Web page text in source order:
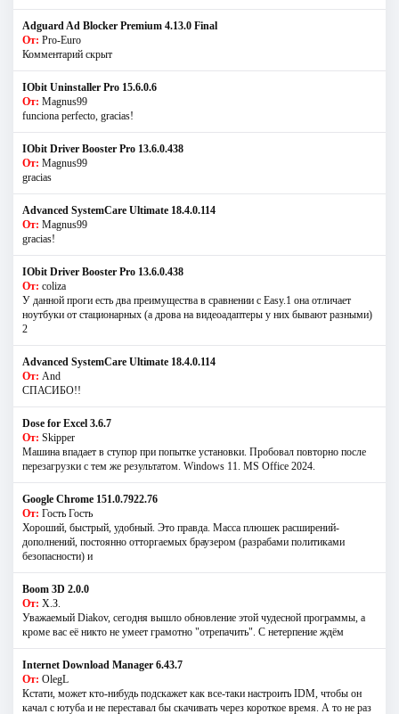
Adguard Ad Blocker Premium 4.13.0 Final
От: Pro-Euro
Комментарий скрыт
IObit Uninstaller Pro 15.6.0.6
От: Magnus99
funciona perfecto, gracias!
IObit Driver Booster Pro 13.6.0.438
От: Magnus99
gracias
Advanced SystemCare Ultimate 18.4.0.114
От: Magnus99
gracias!
IObit Driver Booster Pro 13.6.0.438
От: coliza
У данной проги есть два преимущества в сравнении с Easy.1 она отличает
ноутбуки от стационарных (а дрова на видеоадаптеры у них бывают разными)
2
Advanced SystemCare Ultimate 18.4.0.114
От: And
СПАСИБО!!
Dose for Excel 3.6.7
От: Skipper
Машина впадает в ступор при попытке установки. Пробовал повторно после
перезагрузки с тем же результатом. Windows 11. MS Offiсe 2024.
Google Chrome 151.0.7922.76
От: Гость Гость
Хороший, быстрый, удобный. Это правда. Масса плюшек расширений-
дополнений, постоянно отторгаемых браузером (разрабами политиками
безопасности) и
Boom 3D 2.0.0
От: Х.З.
Уважаемый Diakov, сегодня вышло обновление этой чудесной программы, а
кроме вас её никто не умеет грамотно "отрепачить". С нетерпение ждём
Internet Download Manager 6.43.7
От: OlegL
Кстати, может кто-нибудь подскажет как все-таки настроить IDM, чтобы он
качал с ютуба и не переставал бы скачивать через короткое время. А то не раз